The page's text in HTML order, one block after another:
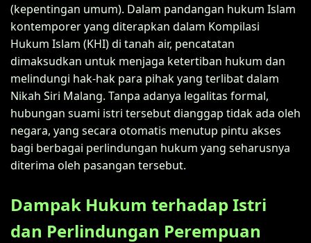
(kepentingan umum). Dalam pandangan hukum Islam
kontemporer yang diterapkan dalam Kompilasi
Hukum Islam (KHI) di tanah air, pencatatan
dimaksudkan untuk menjaga ketertiban hukum dan
melindungi hak-hak para pihak yang terlibat dalam
Nikah Siri Malang. Tanpa adanya legalitas formal,
hubungan suami istri tersebut dianggap tidak ada oleh
negara, yang secara otomatis menutup pintu akses
bagi berbagai perlindungan hukum yang seharusnya
diterima oleh pasangan tersebut.
Dampak Hukum terhadap Istri
dan Perlindungan Perempuan